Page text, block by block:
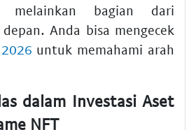
melainkan bagian dari
Anda bisa mengecek
untuk memahami arah
dalam Investasi Aset
NFT